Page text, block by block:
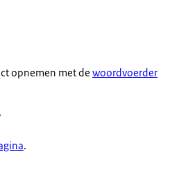
opnemen met de woordvoerder
.